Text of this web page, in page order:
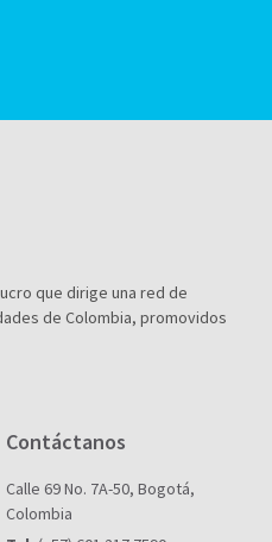
que dirige una red de
de Colombia, promovidos
Contáctanos
Calle 69 No. 7A-50, Bogotá,
Colombia